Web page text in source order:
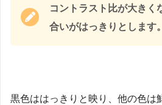
コントラスト比が大きく
合いがはっきりとします。
黒色ははっきりと映り、他の色は